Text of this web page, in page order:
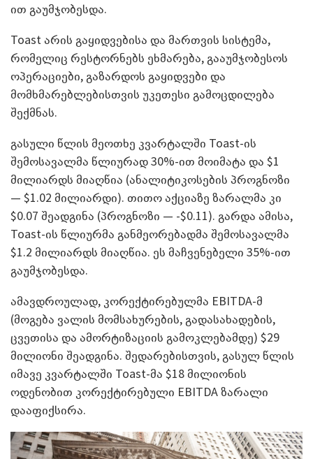
ით გაუმჯობესდა.
Toast არის გაყიდვებისა და მართვის სისტემა,
რომელიც რესტორნებს ეხმარება, გააუმჯობესოს
ოპერაციები, გაზარდოს გაყიდვები და
მომხმარებლებისთვის უკეთესი გამოცდილება
შექმნას.
გასული წლის მეოთხე კვარტალში Toast-ის
შემოსავალმა წლიურად 30%-ით მოიმატა და $1
მილიარდს მიაღწია (ანალიტიკოსების პროგნოზი
— $1.02 მილიარდი). თითო აქციაზე ზარალმა კი
$0.07 შეადგინა (პროგნოზი — -$0.11). გარდა ამისა,
Toast-ის წლიურმა განმეორებადმა შემოსავალმა
$1.2 მილიარდს მიაღწია. ეს მაჩვენებელი 35%-ით
გაუმჯობესდა.
ამავდროულად, კორექტირებულმა EBITDA-მ
(მოგება ვალის მომსახურების, გადასახადების,
ცვეთისა და ამორტიზაციის გამოკლებამდე) $29
მილიონი შეადგინა. შედარებისთვის, გასულ წლის
იმავე კვარტალში Toast-მა $18 მილიონის
ოდენობით კორექტირებული EBITDA ზარალი
დააფიქსირა.